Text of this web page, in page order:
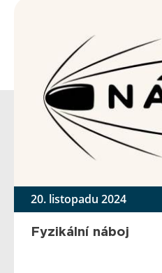
20. listopadu 2024
Fyzikální náboj